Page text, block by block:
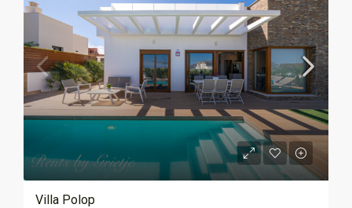
Villa Polop